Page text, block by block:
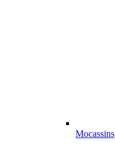
Mocassins